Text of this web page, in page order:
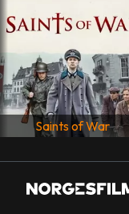
Japan,
Engelsk,Japansk
Saints of War